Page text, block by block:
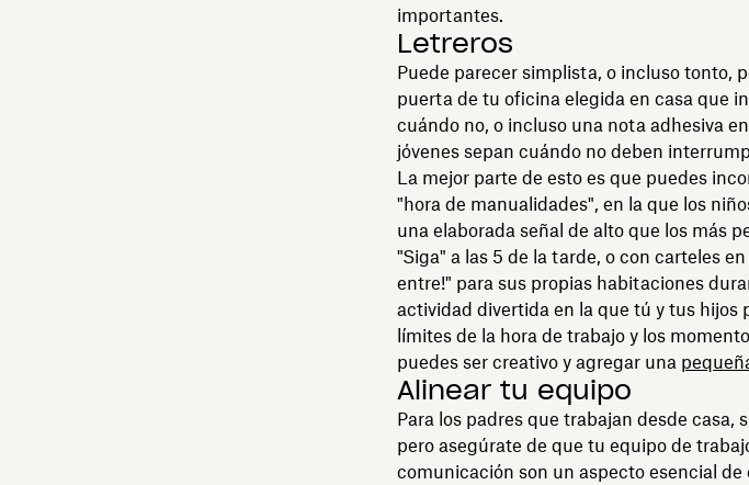
importantes.
Letreros
Puede parecer simplista, o incluso tonto,
puerta de tu oficina elegida en casa que
cuándo no, o incluso una nota adhesiva
jóvenes sepan cuándo no deben
La mejor parte de esto es que puedes
"hora de manualidades", en la que los
una elaborada señal de alto que los más
"Siga" a las 5 de la tarde, o con carteles
entre!" para sus propias habitaciones
actividad divertida en la que tú y tus hijos
límites de la hora de trabajo y los
puedes ser creativo y agregar una
Alinear tu equipo
Para los padres que trabajan desde casa,
pero asegúrate de que tu equipo de
comunicación son un aspecto esencial